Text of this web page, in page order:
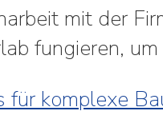
mit der
fungieren,
für komplexe